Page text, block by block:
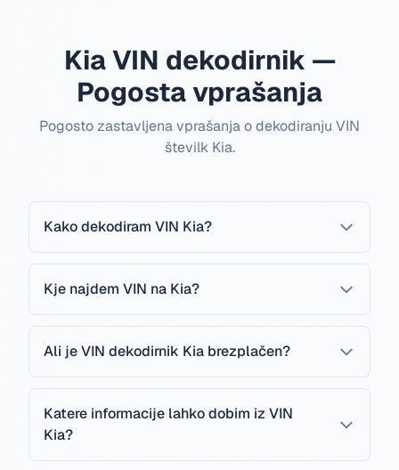
Kia VIN dekodirnik —
Pogosta vprašanja
Pogosto zastavljena vprašanja o dekodiranju VIN
številk Kia.
Kako dekodiram VIN Kia?
Kje najdem VIN na Kia?
Ali je VIN dekodirnik Kia brezplačen?
Katere informacije lahko dobim iz VIN
Kia?